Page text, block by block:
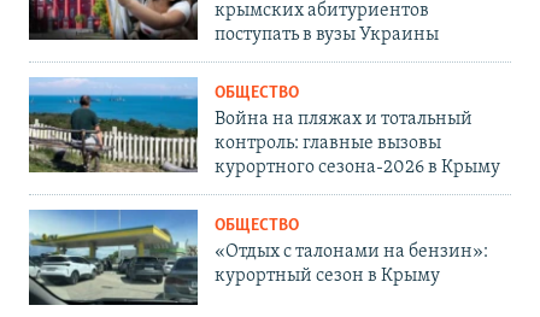
крымских абитуриентов
поступать в вузы Украины
ОБЩЕСТВО
Война на пляжах и тотальный
контроль: главные вызовы
курортного сезона-2026 в Крыму
ОБЩЕСТВО
«Отдых с талонами на бензин»:
курортный сезон в Крыму